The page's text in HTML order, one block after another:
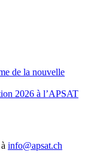
de la nouvelle
2026 à l’APSAT
info@apsat.ch